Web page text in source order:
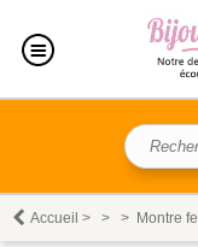
Accueil > > > Montre